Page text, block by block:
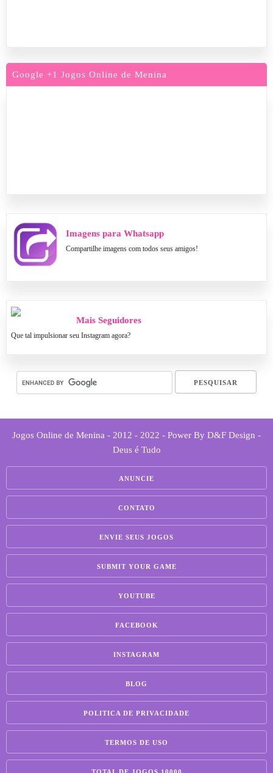
Google +1 Jogos Online de Menina
Imagens para Whatsapp
Compartilhe imagens com todos seus amigos!
Mais Seguidores
Que tal impulsionar seu Instagram agora?
Jogos Online de Menina - 2012 - 2022 - Power By D&F Design -
Deus é Tudo
ANUNCIE
CONTATO
ENVIE SEUS JOGOS
SUBMIT YOUR GAME
YOUTUBE
FACEBOOK
INSTAGRAM
BLOG
POLITICA DE PRIVACIDADE
TERMOS DE USO
TOTAL DE JOGOS 10000